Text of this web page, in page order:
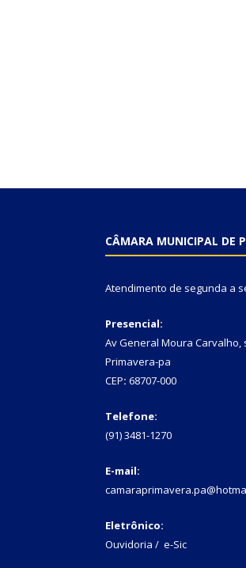
CÂMARA MUNICIPAL DE
Atendimento de segunda a
Presencial:
Av General Moura Carvalho,
Primavera-pa
CEP: 68707-000
Telefone:
(91) 3481-1270
E-mail:
Eletrônico:
Ouvidoria / e-Sic